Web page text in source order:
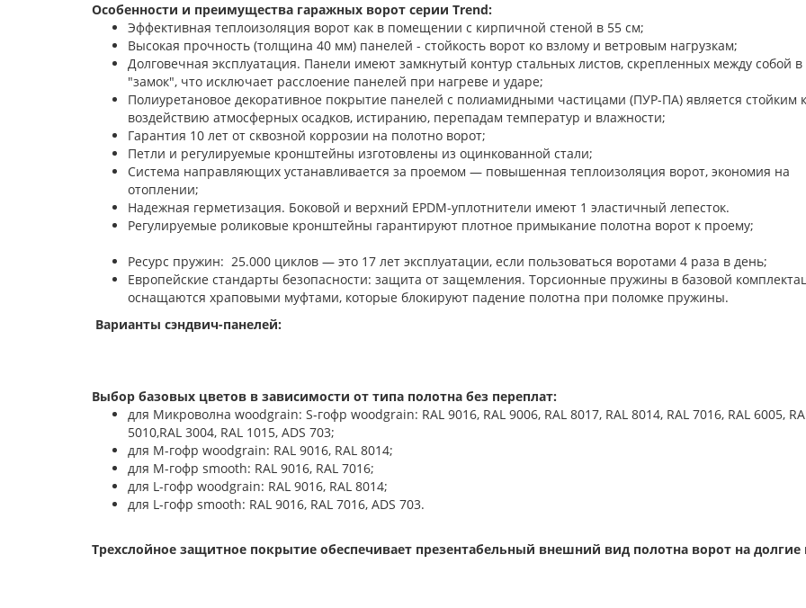
Особенности и преимущества гаражных ворот серии Trend:
Эффективная теплоизоляция ворот как в помещении с кирпичной стеной в 55 см;
Высокая прочность (толщина 40 мм) панелей - стойкость ворот ко взлому и ветровым нагрузкам;
Долговечная эксплуатация. Панели имеют замкнутый контур стальных листов, скрепленных между собой в
"замок", что исключает расслоение панелей при нагреве и ударе;
Полиуретановое декоративное покрытие панелей с полиамидными частицами (ПУР-ПА) является стойким к
воздействию атмосферных осадков, истиранию, перепадам температур и влажности;
Гарантия 10 лет от сквозной коррозии на полотно ворот;
Петли и регулируемые кронштейны изготовлены из оцинкованной стали;
Система направляющих устанавливается за проемом — повышенная теплоизоляция ворот, экономия на
отоплении;
Надежная герметизация. Боковой и верхний EPDM-уплотнители имеют 1 эластичный лепесток.
Регулируемые роликовые кронштейны гарантируют плотное примыкание полотна ворот к
Ресурс пружин: 25.000 циклов — это 17 лет эксплуатации, если пользоваться воротами 4 раза в день;
Европейские стандарты безопасности: защита от защемления. Торсионные пружины в базовой
оснащаются храповыми муфтами, которые блокируют падение полотна при поломке пружины.
Варианты сэндвич-панелей:
Выбор базовых цветов в зависимости от типа полотна без переплат:
для Микроволна woodgrain: S-гофр woodgrain: RAL 9016, RAL 9006, RAL 8017, RAL 8014, RAL 7016, RAL 6005,
5010,RAL 3004, RAL 1015, ADS 703;
для М-гофр woodgrain: RAL 9016, RAL 8014;
для М-гофр smooth: RAL 9016, RAL 7016;
для L-гофр woodgrain: RAL 9016, RAL 8014;
для L-гофр smooth: RAL 9016, RAL 7016, ADS 703.
Трехслойное защитное покрытие обеспечивает презентабельный внешний вид полотна ворот на долгие